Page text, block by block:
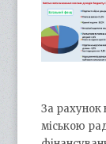
За
міською